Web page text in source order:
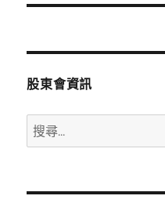
篇
章:
股東會資訊
搜
尋
鍵